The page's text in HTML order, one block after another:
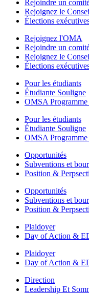
Rejoindre un
Rejoignez le
Élections
Rejoignez l'OMA
Rejoindre un
Rejoignez le
Élections
Pour les étudiants
Étudiante Souligne
OMSA
Pour les étudiants
Étudiante Souligne
OMSA
Opportunités
Subventions et
Position &
Opportunités
Subventions et
Position &
Plaidoyer
Day of Action &
Plaidoyer
Day of Action &
Direction
Leadership Et